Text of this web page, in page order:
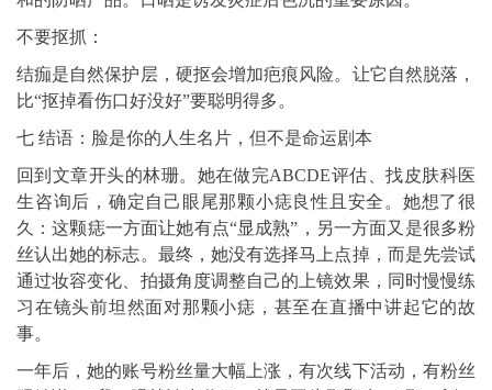
不要抠抓：
结痂是自然保护层，硬抠会增加疤痕风险。让它自然脱落，
比“抠掉看伤口好没好”要聪明得多。
七 结语：脸是你的人生名片，但不是命运剧本
回到文章开头的林珊。她在做完ABCDE评估、找皮肤科医
生咨询后，确定自己眼尾那颗小痣良性且安全。她想了很
久：这颗痣一方面让她有点“显成熟”，另一方面又是很多粉
丝认出她的标志。最终，她没有选择马上点掉，而是先尝试
通过妆容变化、拍摄角度调整自己的上镜效果，同时慢慢练
习在镜头前坦然面对那颗小痣，甚至在直播中讲起它的故
事。
一年后，她的账号粉丝量大幅上涨，有次线下活动，有粉丝